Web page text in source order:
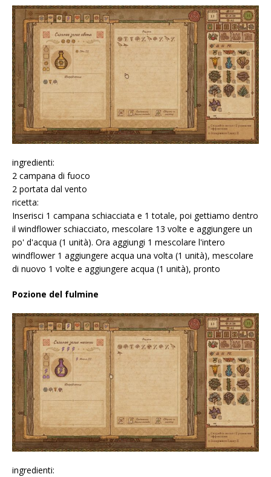
ingredienti:
2 campana di fuoco
2 portata dal vento
ricetta:
Inserisci 1 campana schiacciata e 1 totale, poi gettiamo dentro
il windflower schiacciato, mescolare 13 volte e aggiungere un
po' d'acqua (1 unità). Ora aggiungi 1 mescolare l'intero
windflower 1 aggiungere acqua una volta (1 unità), mescolare
di nuovo 1 volte e aggiungere acqua (1 unità), pronto
Pozione del fulmine
ingredienti: